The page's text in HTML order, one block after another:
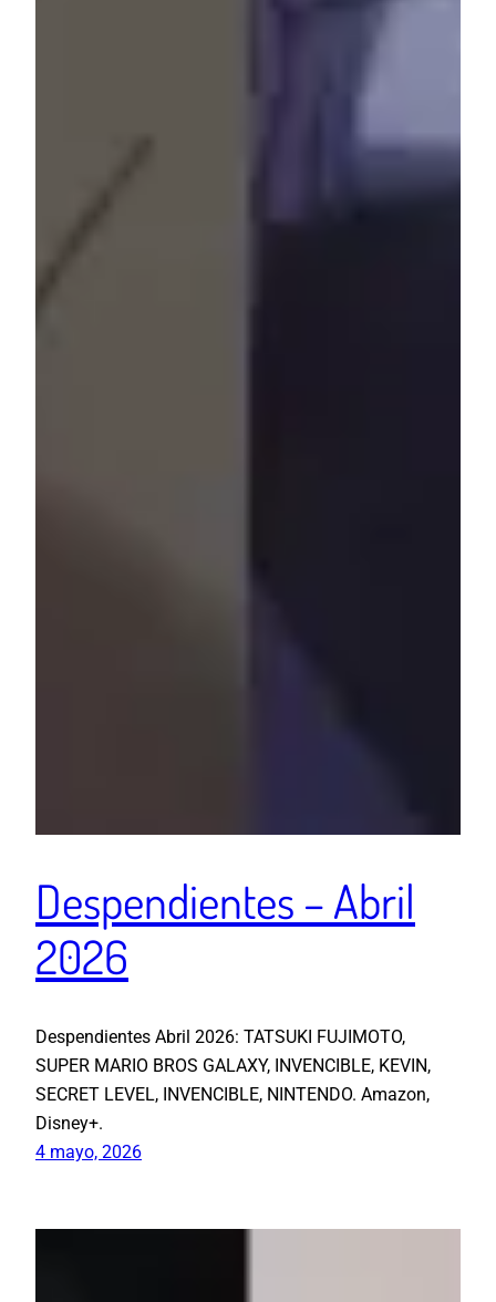
Despendientes – Abril
2026
Despendientes Abril 2026: TATSUKI FUJIMOTO,
SUPER MARIO BROS GALAXY, INVENCIBLE, KEVIN,
SECRET LEVEL, INVENCIBLE, NINTENDO. Amazon,
Disney+.
4 mayo, 2026